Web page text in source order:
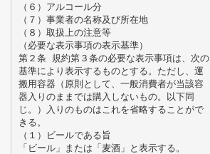
（６）アルコール分
（７）事業者の名称及び所在地
（８）取扱上の注意等
（必要な表示事項の表示基準）
第２条 規約第３条の必要な表示事項は、次の
基準により表示するものとする。ただし、運
搬用容器（原則として、一般消費者が当該容
器入りのままでは購入しないもの。以下同
じ。）入りのものはこれを省略することがで
きる。
（１）ビールである旨
「ビール」または「麦酒」と表示する。